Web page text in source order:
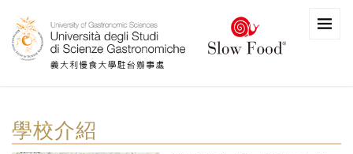
學校介紹